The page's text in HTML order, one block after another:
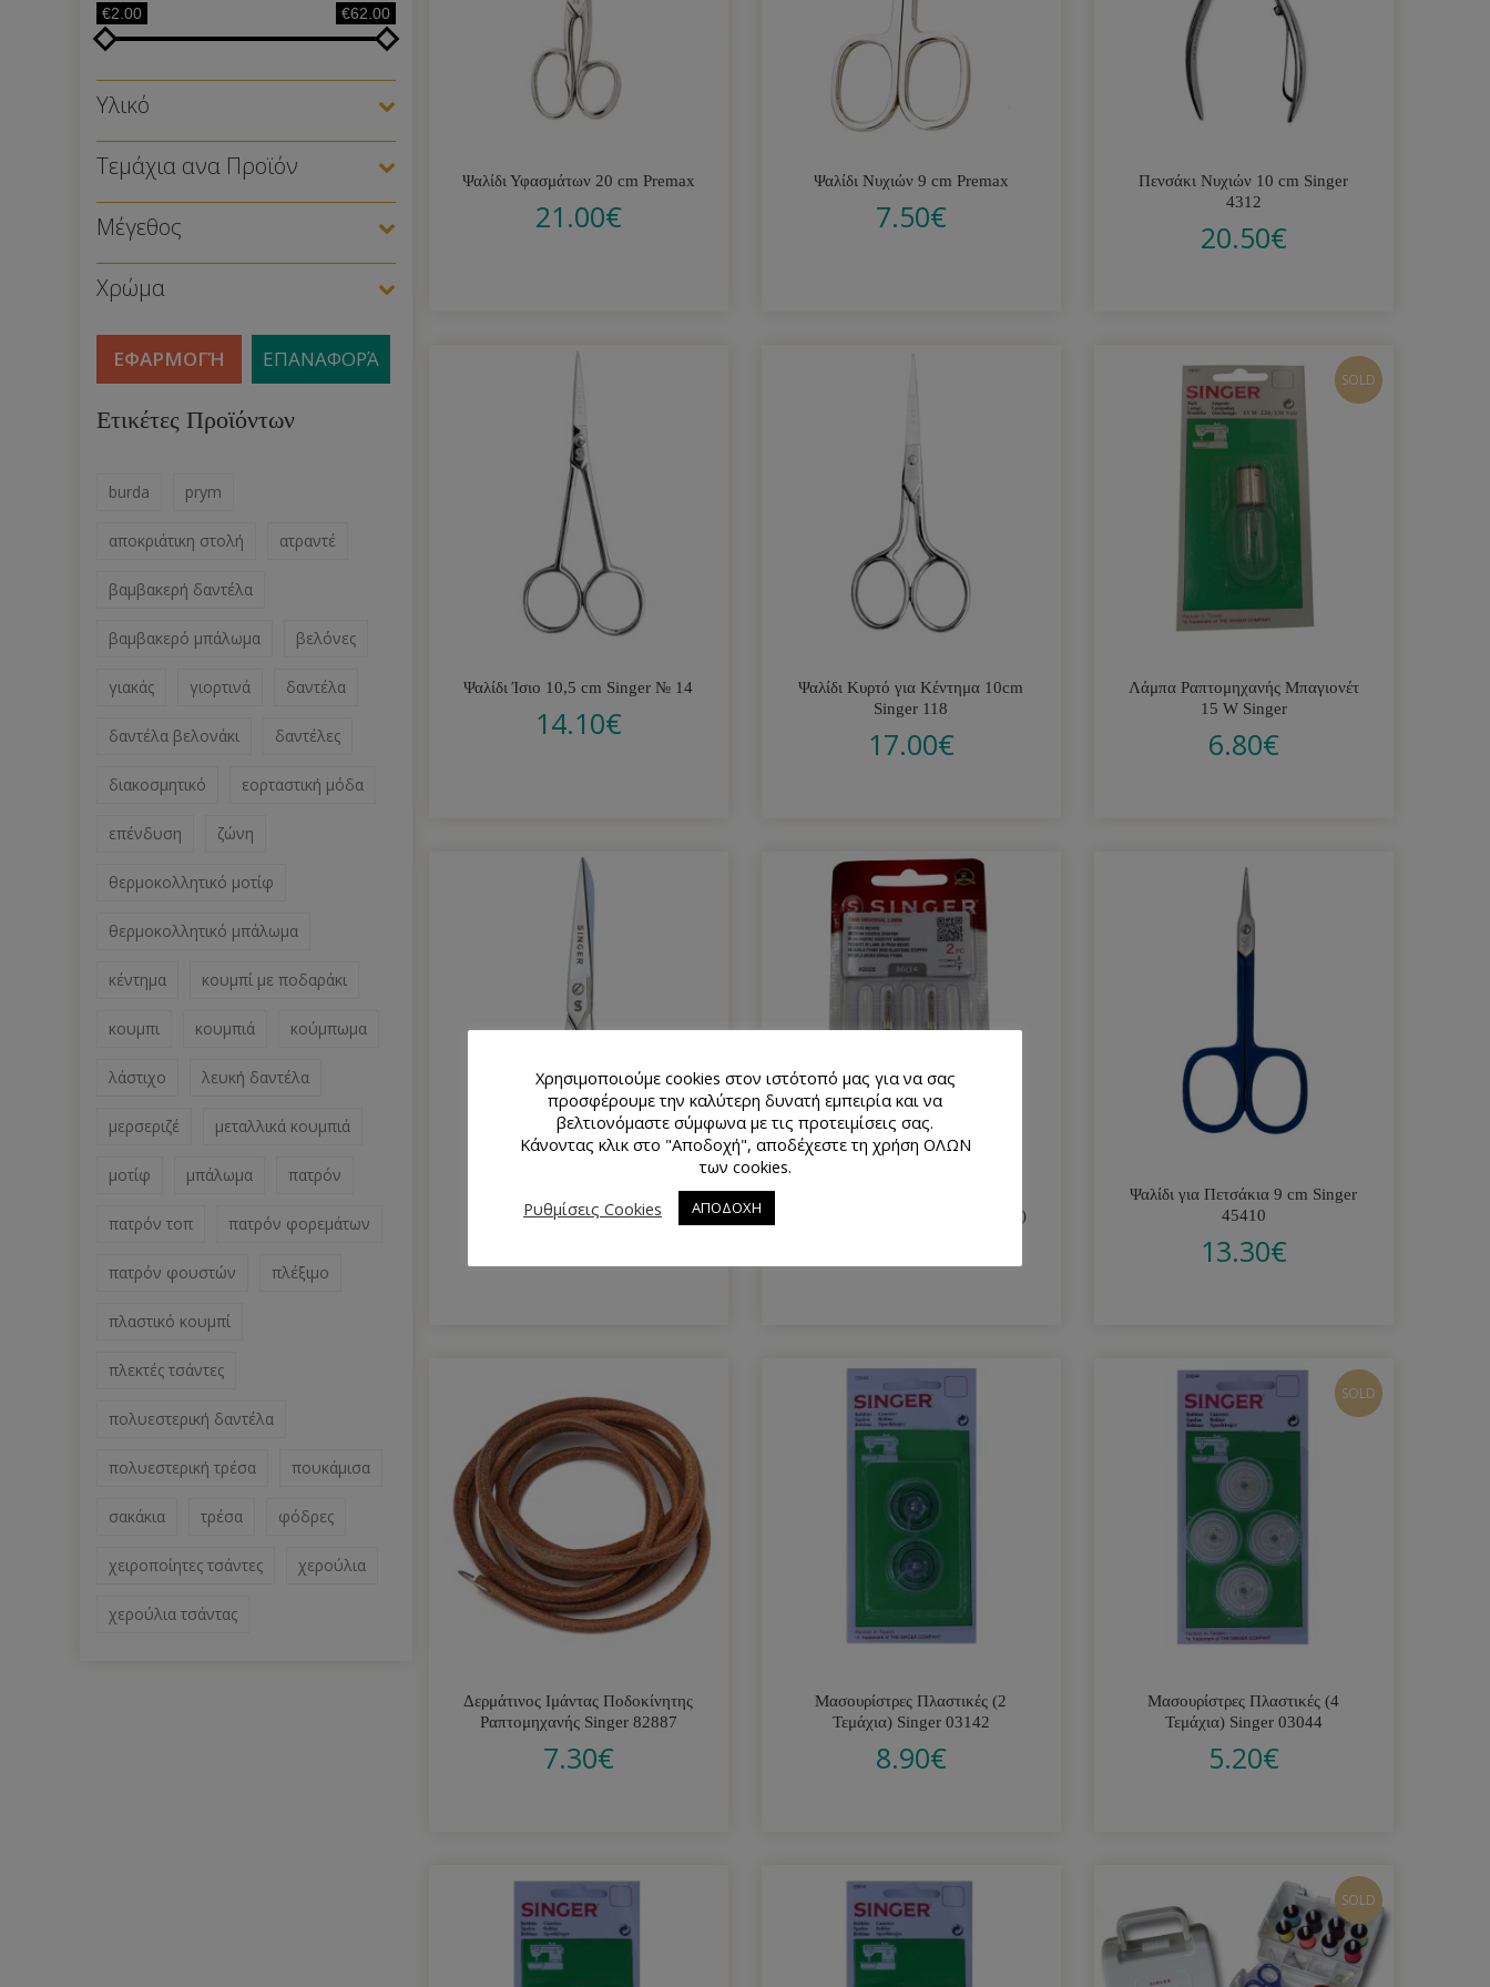
€2.00 €62.00
Υλικό
Τεμάχια ανα Προϊόν
Μέγεθος
Χρώμα
ΕΦΑΡΜΟΓΉ ΕΠΑΝΑΦΟΡΆ
Ετικέτες Προϊόντων
burda prym
αποκριάτικη στολή ατραντέ
βαμβακερή δαντέλα
βαμβακερό μπάλωμα βελόνες
γιακάς γιορτινά δαντέλα
δαντέλα βελονάκι δαντέλες
διακοσμητικό εορταστική μόδα
επένδυση ζώνη
θερμοκολλητικό μοτίφ
θερμοκολλητικό μπάλωμα
κέντημα κουμπί με ποδαράκι
κουμπι κουμπιά κούμπωμα
λάστιχο λευκή δαντέλα
μερσεριζέ μεταλλικά κουμπιά
μοτίφ μπάλωμα πατρόν
πατρόν τοπ πατρόν φορεμάτων
πατρόν φουστών πλέξιμο
πλαστικό κουμπί
πλεκτές τσάντες
πολυεστερική δαντέλα
πολυεστερική τρέσα πουκάμισα
σακάκια τρέσα φόδρες
χειροποίητες τσάντες χερούλια
χερούλια τσάντας
Ψαλίδι Υφασμάτων 20 cm Premax
21.00€
Ψαλίδι Νυχιών 9 cm Premax
7.50€
Πενσάκι Νυχιών 10 cm Singer
4312
20.50€
Ψαλίδι Ίσιο 10,5 cm Singer № 14
14.10€
Ψαλίδι Κυρτό για Κέντημα 10cm
Singer 118
17.00€
SOLD
Λάμπα Ραπτομηχανής Μπαγιονέτ
15 W Singer
6.80€
Singer Ν˚ 19
Ραπτομηχανής Singer (2 Τεμάχια)
Ψαλίδι για Πετσάκια 9 cm Singer
45410
13.30€
Δερμάτινος Ιμάντας Ποδοκίνητης
Ραπτομηχανής Singer 82887
7.30€
Μασουρίστρες Πλαστικές (2
Τεμάχια) Singer 03142
8.90€
SOLD
Μασουρίστρες Πλαστικές (4
Τεμάχια) Singer 03044
5.20€
SOLD
Χρησιμοποιούμε cookies στον ιστότοπό μας για να σας
προσφέρουμε την καλύτερη δυνατή εμπειρία και να
βελτιονόμαστε σύμφωνα με τις προτειμίσεις σας.
Κάνοντας κλικ στο "Αποδοχή", αποδέχεστε τη χρήση ΟΛΩΝ
των cookies.
Ρυθμίσεις Cookies
ΑΠΟΔΟΧΗ